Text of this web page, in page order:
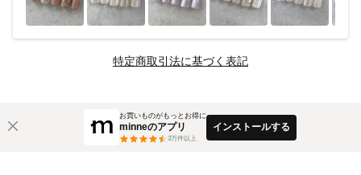
特定商取引法に基づく表記
お買いものがもっとお得に
minneのアプリ
3万件以上
インストールする